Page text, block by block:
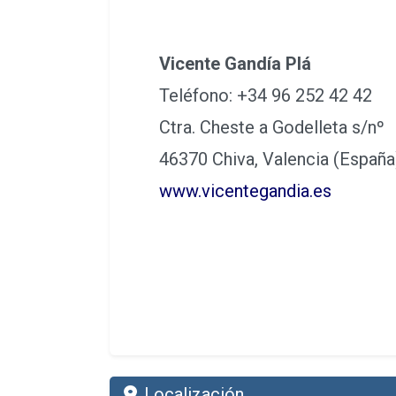
Vicente Gandía Plá
Teléfono: +34 96 252 42 42
Ctra. Cheste a Godelleta s/nº
46370 Chiva, Valencia
www.vicentegandia.es